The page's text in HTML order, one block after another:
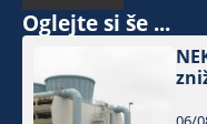
Oglejte si še ...